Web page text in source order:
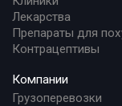
Лекарства
Препараты для
Контрацептивы
Компании
Грузоперевозки